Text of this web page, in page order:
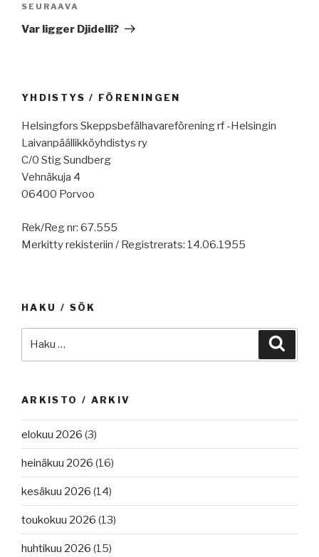
Seuraava
artikkeli
SEURAAVA
Var ligger Djidelli?
YHDISTYS / FÖRENINGEN
Helsingfors Skeppsbefälhavareförening rf -Helsingin
Laivanpäällikköyhdistys ry
C/0 Stig Sundberg
Vehnäkuja 4
06400 Porvoo
Rek/Reg nr: 67.555
Merkitty rekisteriin / Registrerats: 14.06.1955
HAKU / SÖK
ARKISTO / ARKIV
elokuu 2026 (3)
heinäkuu 2026 (16)
kesäkuu 2026 (14)
toukokuu 2026 (13)
huhtikuu 2026 (15)